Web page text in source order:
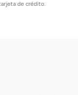
de crédito.